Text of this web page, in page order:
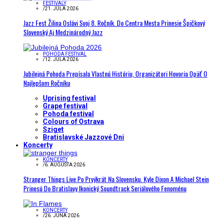
FESTIVALY
/21. JÚLA 2026
Jazz Fest Žilina Oslávi Svoj 8. Ročník. Do Centra Mesta Prinesie Špičkový
Slovenský Aj Medzinárodný Jazz
POHODA FESTIVAL
/12. JÚLA 2026
Jubilejná Pohoda Prepísala Vlastnú Históriu, Organizátori Hovoria Opäť O
Najlepšom Ročníku
Uprising festival
Grape festival
Pohoda festival
Colours of Ostrava
Sziget
Bratislavské Jazzové Dni
Koncerty
KONCERTY
/6. AUGUSTA 2026
Stranger Things Live Po Prvýkrát Na Slovensku. Kyle Dixon A Michael Stein
Prinesú Do Bratislavy Ikonický Soundtrack Seriálového Fenoménu
KONCERTY
/26. JÚNA 2026